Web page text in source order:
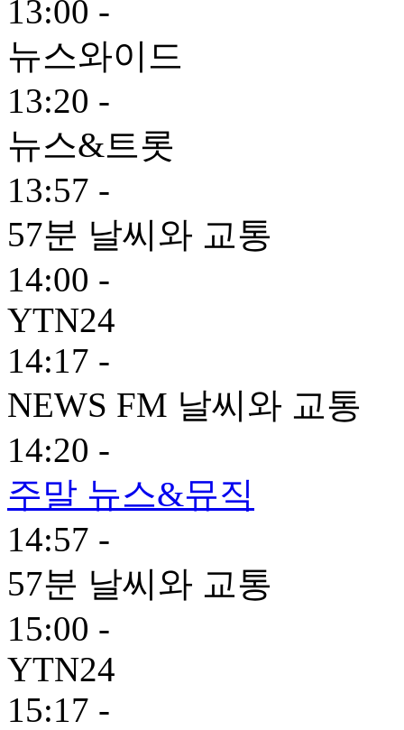
13:00 -
뉴스와이드
13:20 -
뉴스&트롯
13:57 -
57분 날씨와 교통
14:00 -
YTN24
14:17 -
NEWS FM 날씨와 교통
14:20 -
주말 뉴스&뮤직
14:57 -
57분 날씨와 교통
15:00 -
YTN24
15:17 -